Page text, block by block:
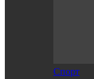
Спорт